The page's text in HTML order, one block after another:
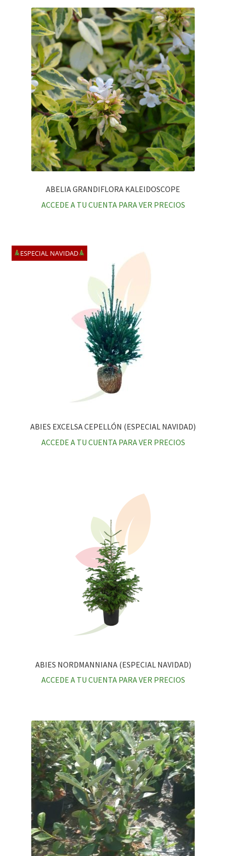
ABELIA GRANDIFLORA KALEIDOSCOPE
ACCEDE A TU CUENTA PARA VER PRECIOS
ESPECIAL NAVIDAD
ABIES EXCELSA CEPELLÓN (ESPECIAL NAVIDAD)
ACCEDE A TU CUENTA PARA VER PRECIOS
ABIES NORDMANNIANA (ESPECIAL NAVIDAD)
ACCEDE A TU CUENTA PARA VER PRECIOS